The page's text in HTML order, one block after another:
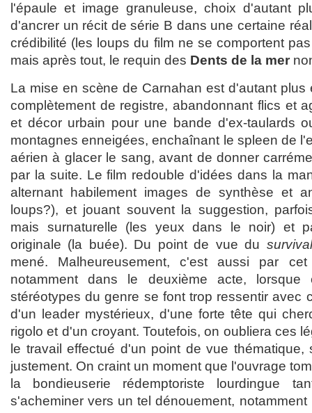
l'épaule et image granuleuse, choix d'autant
d'ancrer un récit de série B dans une certaine
crédibilité (les loups du film ne se comportent
mais après tout, le requin des Dents de la mer
La mise en scène de Carnahan est d'autant plus
complètement de registre, abandonnant flics et
et décor urbain pour une bande d'ex-taulards
montagnes enneigées, enchaînant le spleen de
aérien à glacer le sang, avant de donner
par la suite. Le film redouble d'idées dans la
alternant habilement images de synthèse et
loups?), et jouant souvent la suggestion,
mais surnaturelle (les yeux dans le noir) et
originale (la buée). Du point de vue du survival
mené. Malheureusement, c'est aussi par
notamment dans le deuxième acte, lorsque
stéréotypes du genre se font trop ressentir avec
d'un leader mystérieux, d'une forte tête qui
rigolo et d'un croyant. Toutefois, on oubliera ces
le travail effectué d'un point de vue
justement. On craint un moment que l'ouvrage
la bondieuserie rédemptoriste lourdingue
s'acheminer vers un tel dénouement,